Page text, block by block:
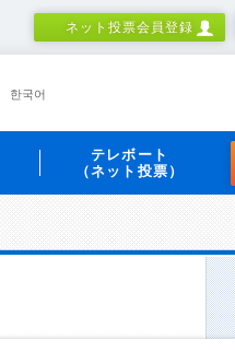
ネット投票会員登録
한국어
テレボート
（ネット投票）